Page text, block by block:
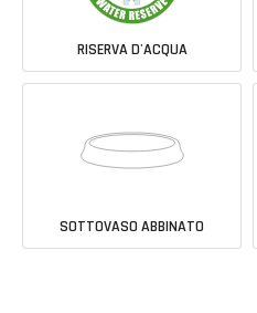
RISERVA D'ACQUA
SOTTOVASO ABBINATO